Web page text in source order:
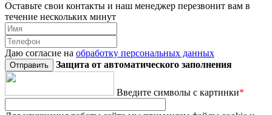
Оставьте свои контакты и наш менеджер перезвонит вам в
течение нескольких минут
Даю согласие на обработку персональных данных
Защита от автоматического заполнения
Введите символы с картинки*